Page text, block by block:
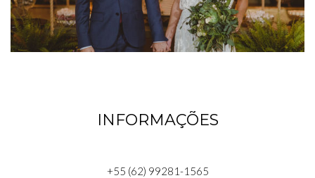
INFORMAÇÕES
+55 (62) 99281-1565